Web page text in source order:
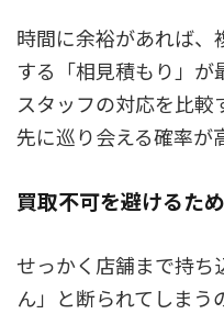
時間に余裕があれば、
する「相見積もり」が
スタッフの対応を比
先に巡り会える確率が
買取不可を避けるた
せっかく店舗まで持ち
ん」と断られてしまう